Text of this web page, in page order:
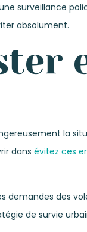
surveillance
absolument.
la
dans évitez ces
demandes des
de survie